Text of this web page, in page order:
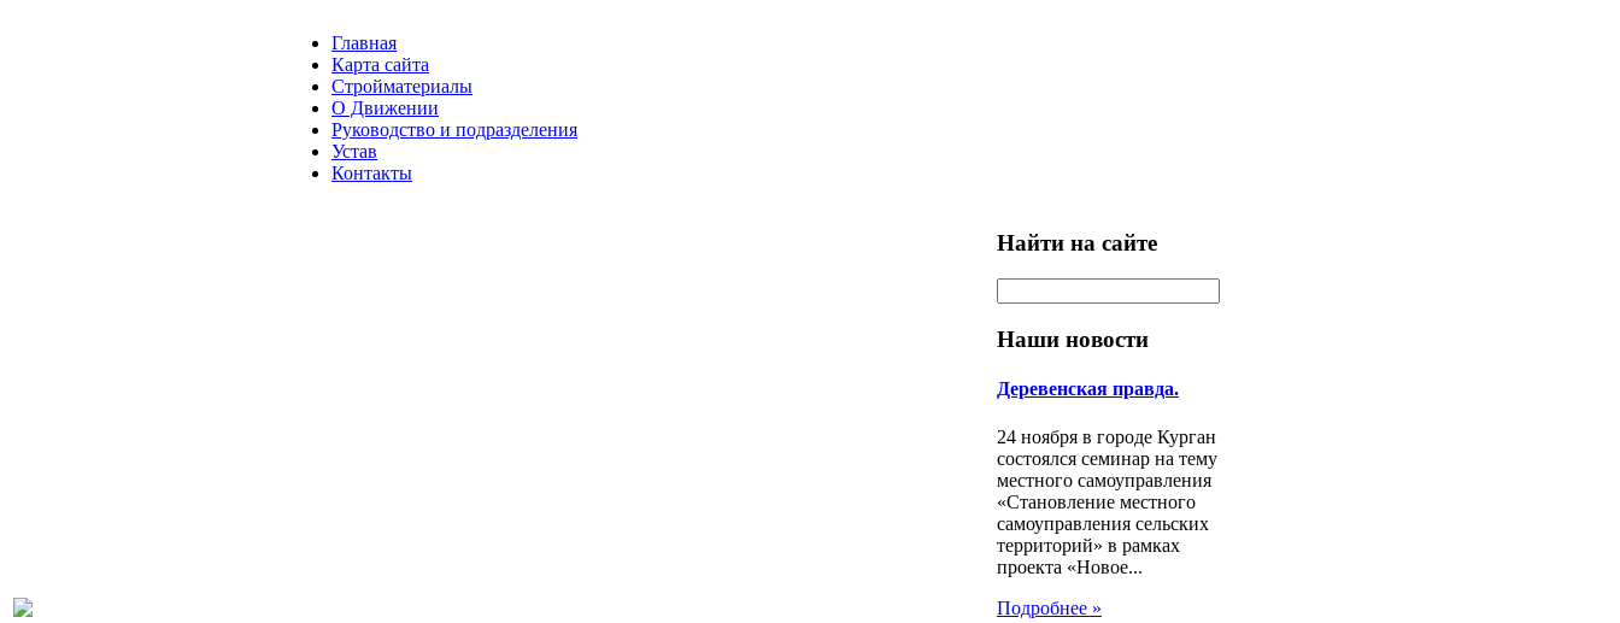
Главная
Карта сайта
Стройматериалы
О Движении
Руководство и подразделения
Устав
Контакты
Найти на сайте
Наши новости
Деревенская правда.
24 ноября в городе Курган
состоялся семинар на тему
местного самоуправления
«Становление местного
самоуправления сельских
территорий» в рамках
проекта «Новое...
Подробнее »